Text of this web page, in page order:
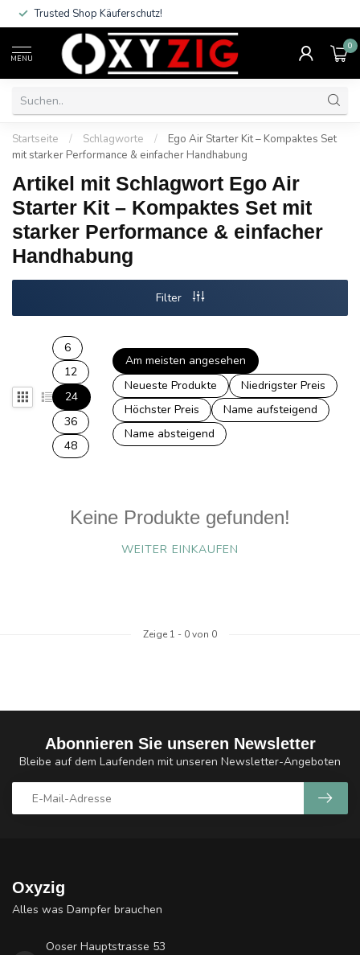
Trusted Shop Käuferschutz!
MENU
0
Startseite / Schlagworte /
Ego Air Starter Kit – Kompaktes Set
mit starker Performance & einfacher Handhabung
Artikel mit Schlagwort Ego Air
Starter Kit – Kompaktes Set mit
starker Performance & einfacher
Handhabung
Filter
6
12
24
36
48
Am meisten angesehen
Neueste Produkte
Niedrigster Preis
Höchster Preis
Name aufsteigend
Name absteigend
Keine Produkte gefunden!
WEITER EINKAUFEN
Zeige 1 - 0von 0
Abonnieren Sie unseren Newsletter
Bleibe auf dem Laufenden mit unseren Newsletter-Angeboten
Oxyzig
Alles was Dampfer brauchen
Ooser Hauptstrasse 53